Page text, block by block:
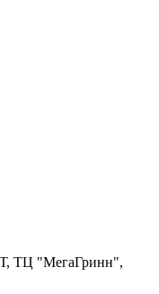
ТЦ "МегаГринн",